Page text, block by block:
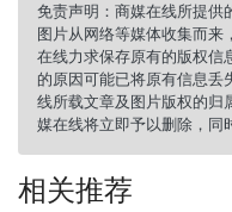
免责声明：商媒在线所提供
图片从网络等媒体收集而来
在线力求保存原有的版权信
的原因可能已将原有信息丢
线所载文章及图片版权的归
媒在线将立即予以删除，同
相关推荐